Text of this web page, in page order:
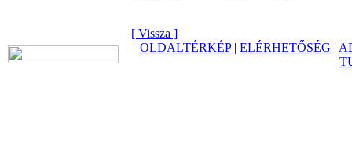
[ Vissza ]
OLDALTÉRKÉP| ELÉRHETŐSÉG |